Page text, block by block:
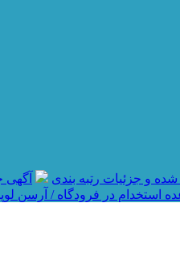
آگهی
استخدام در فرودگاه / آرسن